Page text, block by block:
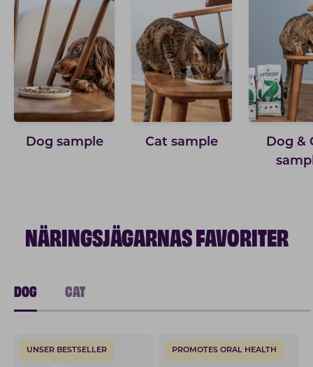
Dog sample Cat sample
Dog &
NÄRINGSJÄGARNAS FAVORITER
DOG CAT
UNSER BESTSELLER PROMOTES ORAL HEALTH